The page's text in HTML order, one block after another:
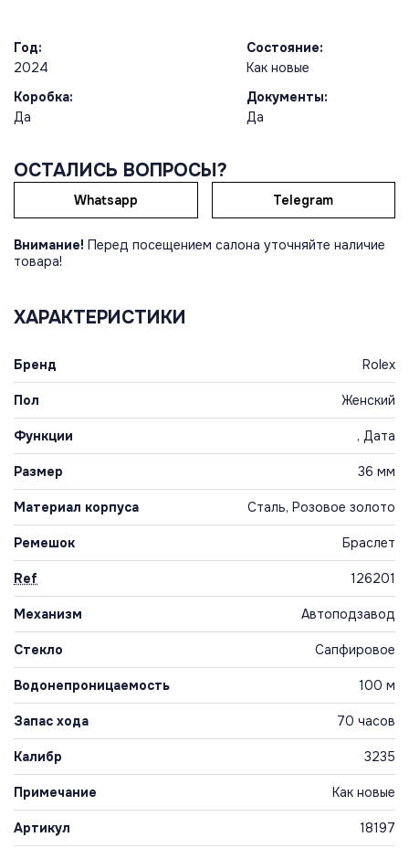
Год:
2024
Состояние:
Как новые
Коробка:
Да
Документы:
Да
ОСТАЛИСЬ ВОПРОСЫ?
Whatsapp Telegram
Внимание! Перед посещением салона уточняйте наличие
товара!
ХАРАКТЕРИСТИКИ
Бренд Rolex
Пол Женский
Функции , Дата
Размер 36 мм
Материал корпуса Сталь, Розовое золото
Ремешок Браслет
Ref 126201
Механизм Автоподзавод
Стекло Сапфировое
Водонепроницаемость 100 м
Запас хода 70 часов
Калибр 3235
Примечание Как новые
Артикул 18197